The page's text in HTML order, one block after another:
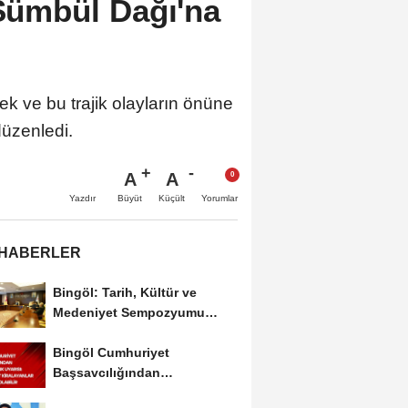
Dağı'na
ve bu trajik olayların önüne
Yazdır
A
Büyüt
A
Küçült Yorumlar
Bingöl: Tarih, Kültür ve
Medeniyet Sempozyumu
Bingöl Cumhuriyet
Başsavcılığından